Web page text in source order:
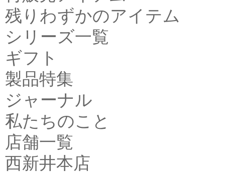
残りわずかのアイテム
シリーズ一覧
ギフト
製品特集
ジャーナル
私たちのこと
店舗一覧
西新井本店